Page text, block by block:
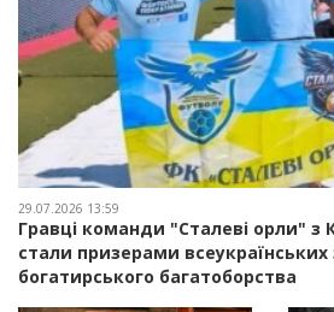
29.07.2026 13:59
Гравці команди "Сталеві орли" з
стали призерами всеукраїнських
богатирського багатоборства